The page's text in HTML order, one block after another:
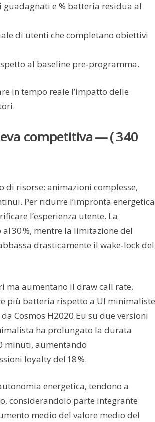
e % batteria residua al
di utenti che completano obiettivi
al baseline pre‑programma.
in tempo reale l’impatto delle
competitiva — ( 340
di risorse: animazioni complesse,
Per ridurre l’impronta energetica
l’esperienza utente. La
30 %, mentre la limitazione del
drasticamente il wake‑lock del
ma aumentano il draw call rate,
più batteria rispetto a UI minimaliste
Cosmos H2020.Eu su due versioni
ha prolungato la durata
minuti, aumentando
loyalty del 18 %.
energetica, tendono a
considerandolo parte integrante
medio del valore medio del